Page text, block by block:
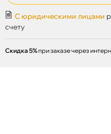
С юридическими лицами
счету
Скидка 5% при заказе через